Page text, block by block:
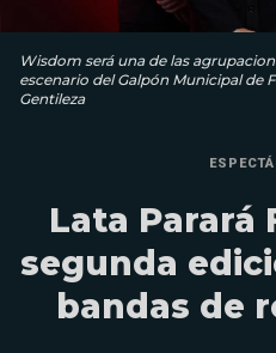
Wisdom será una de las
escenario del Galpón Municipal de
Gentileza
Lata Parará
segunda
bandas de